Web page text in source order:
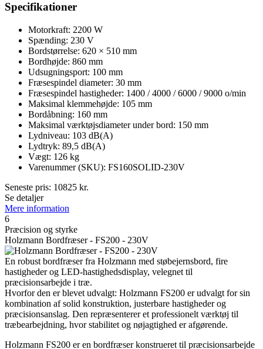
Specifikationer
Motorkraft: 2200 W
Spænding: 230 V
Bordstørrelse: 620 × 510 mm
Bordhøjde: 860 mm
Udsugningsport: 100 mm
Fræsespindel diameter: 30 mm
Fræsespindel hastigheder: 1400 / 4000 / 6000 / 9000 o/min
Maksimal klemmehøjde: 105 mm
Bordåbning: 160 mm
Maksimal værktøjsdiameter under bord: 150 mm
Lydniveau: 103 dB(A)
Lydtryk: 89,5 dB(A)
Vægt: 126 kg
Varenummer (SKU): FS160SOLID-230V
Seneste pris: 10825 kr.
Se detaljer
Mere information
6
Præcision og styrke
Holzmann Bordfræser - FS200 - 230V
En robust bordfræser fra Holzmann med støbejernsbord, fire
hastigheder og LED-hastighedsdisplay, velegnet til
præcisionsarbejde i træ.
Hvorfor den er blevet udvalgt: Holzmann FS200 er udvalgt for sin
kombination af solid konstruktion, justerbare hastigheder og
præcisionsanslag. Den repræsenterer et professionelt værktøj til
træbearbejdning, hvor stabilitet og nøjagtighed er afgørende.
Holzmann FS200 er en bordfræser konstrueret til præcisionsarbejde